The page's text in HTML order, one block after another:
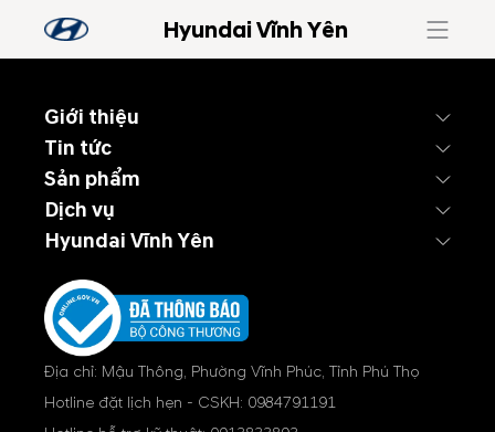
Hyundai Vĩnh Yên
Giới thiệu
Tin tức
Sản phẩm
Dịch vụ
Hyundai Vĩnh Yên
Địa chỉ: Mậu Thông, Phường Vĩnh Phúc, Tỉnh Phú Thọ
Hotline đặt lịch hẹn - CSKH: 0984791191